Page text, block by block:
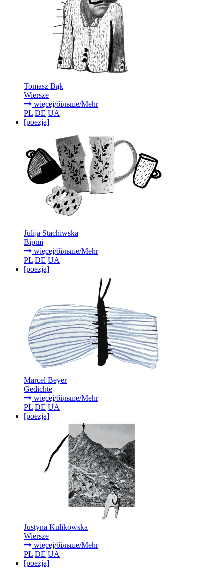
Tomasz Bąk
Wiersze
więcej/більше/Mehr
PL DE UA
[poezja]
Julija Stachiwska
Вірші
więcej/більше/Mehr
PL DE UA
[poezja]
Marcel Beyer
Gedichte
więcej/більше/Mehr
PL DE UA
[poezja]
Justyna Kulikowska
Wiersze
więcej/більше/Mehr
PL DE UA
[poezja]